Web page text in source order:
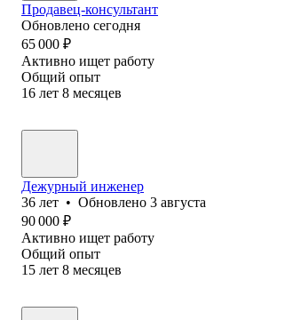
Продавец-консультант
Обновлено сегодня
65 000 ₽
Активно ищет работу
Общий опыт
16 лет 8 месяцев
Дежурный инженер
36 лет • Обновлено 3 августа
90 000 ₽
Активно ищет работу
Общий опыт
15 лет 8 месяцев